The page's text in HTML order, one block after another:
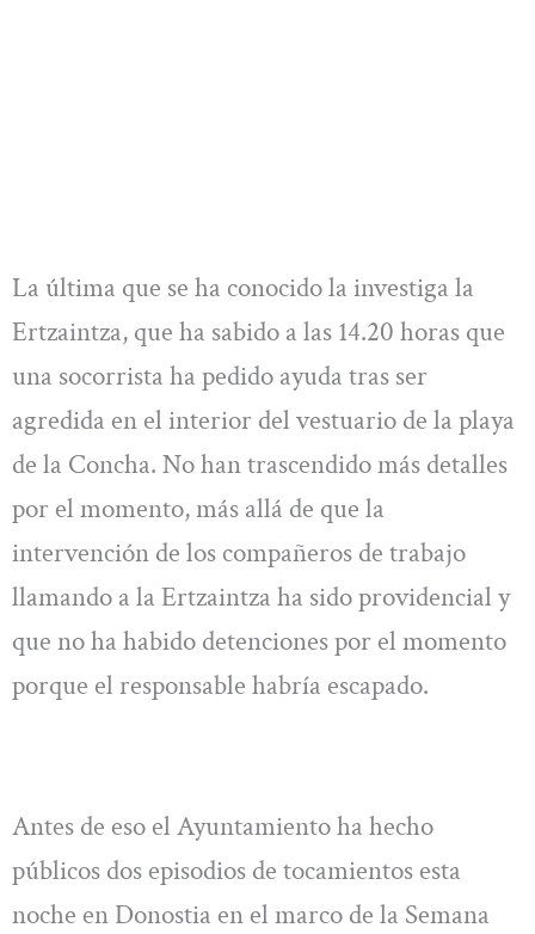
La última que se ha conocido la investiga la
Ertzaintza, que ha sabido a las 14.20 horas que
una socorrista ha pedido ayuda tras ser
agredida en el interior del vestuario de la playa
de la Concha. No han trascendido más detalles
por el momento, más allá de que la
intervención de los compañeros de trabajo
llamando a la Ertzaintza ha sido providencial y
que no ha habido detenciones por el momento
porque el responsable habría escapado.
Antes de eso el Ayuntamiento ha hecho
públicos dos episodios de tocamientos esta
noche en Donostia en el marco de la Semana